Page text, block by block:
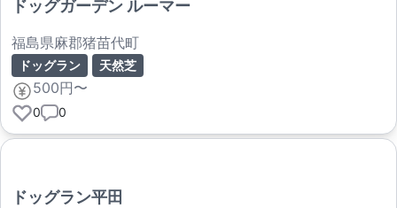
ドッグガーデン ルーマー
福島県麻郡猪苗代町
ドッグラン 天然芝
500円〜
0 0
ドッグラン平田